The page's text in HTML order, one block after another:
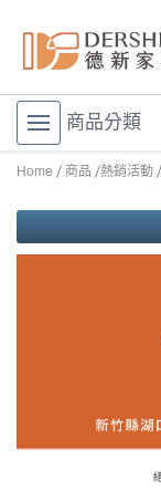
商品分類
Home 商品 熱銷活動